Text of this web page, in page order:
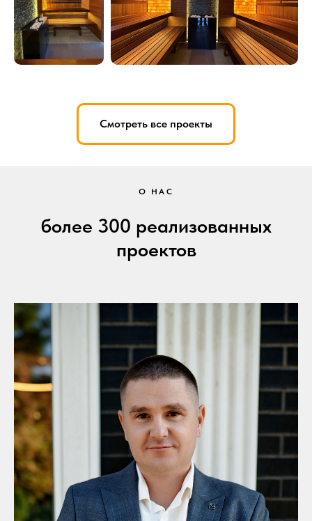
Смотреть все проекты
О НАС
более 300 реализованных
проектов